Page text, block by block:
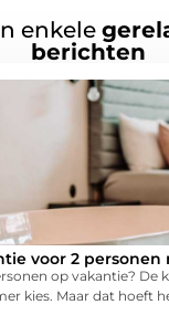
enkele
berichten
voor 2 personen
op vakantie? De
kies. Maar dat hoeft